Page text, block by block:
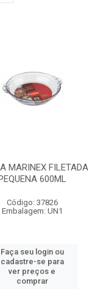
MARINEX FILETADA
600ML
Código: 37826
Embalagem: UN1
Faça seu login ou
cadastre-se para
ver preços e
comprar